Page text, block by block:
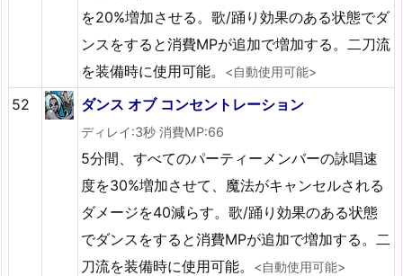
を20%増加させる。歌/踊り効果のある状態でダ
ンスをすると消費MPが追加で増加する。二刀流
を装備時に使用可能。
<自動使用可能>
52 ダンス オブ コンセントレーション
ディレイ:3秒 消費MP:66
5分間、すべてのパーティーメンバーの詠唱速
度を30%増加させて、魔法がキャンセルされる
ダメージを40減らす。歌/踊り効果のある状態
でダンスをすると消費MPが追加で増加する。二
刀流を装備時に使用可能。
<自動使用可能>